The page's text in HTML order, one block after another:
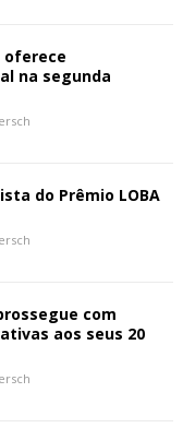
oferece
na segunda
do Prêmio LOBA
com
aos seus 20